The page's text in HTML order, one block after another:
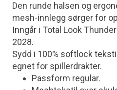
Den runde halsen og
mesh-innlegg sørger for
Inngår i Total Look
2028.
Sydd i 100% softlock
egnet for spillerdrakter.
Passform regular.